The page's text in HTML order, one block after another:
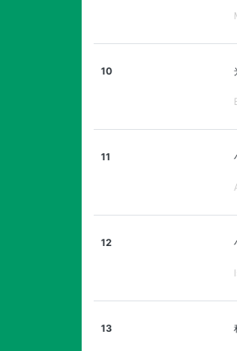
10
11
12
13